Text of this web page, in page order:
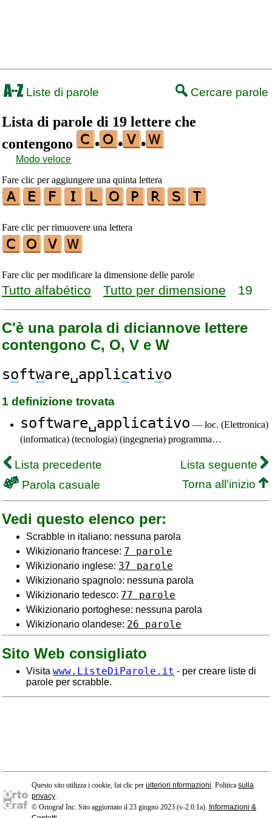
Liste di parole Cercare parole
Lista di parole di 19 lettere che
contengono
• • •
Modo veloce
Fare clic per aggiungere una quinta lettera
Fare clic per rimuovere una lettera
Fare clic per modificare la dimensione delle parole
Tutto alfabético Tutto per dimensione 19
C'è una parola di diciannove lettere
contengono C, O, V e W
software␣applicativo
1 definizione trovata
software␣applicativo — loc. (Elettronica)
(informatica) (tecnologia) (ingegneria) programma…
Lista precedente
Lista seguente
Parola casuale
Torna all'inizio
Vedi questo elenco per:
Scrabble in italiano: nessuna parola
Wikizionario francese: 7 parole
Wikizionario inglese: 37 parole
Wikizionario spagnolo: nessuna parola
Wikizionario tedesco: 77 parole
Wikizionario portoghese: nessuna parola
Wikizionario olandese: 26 parole
Sito Web consigliato
Visita www.ListeDiParole.it - per creare liste di
parole per scrabble.
Questo sito utilizza i cookie, fai clic per ulteriori nformazioni. Politica sulla
privacy.
© Ortograf Inc. Sito aggiornato il 23 giugno 2023 (v-2.0.1a). Informazioni &